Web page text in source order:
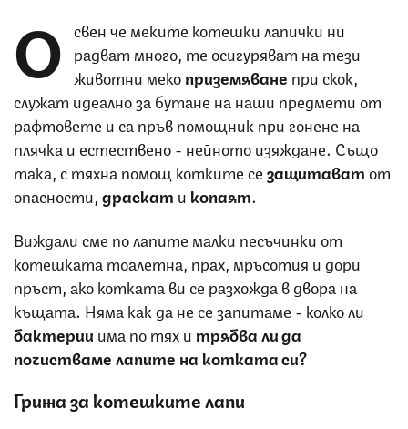
О свен че меките котешки лапички ни
радват много, те осигуряват на тези
животни мекоприземяване при скок,
служат идеално за бутане на наши предмети от
рафтовете и са пръв помощник при гонене на
плячка и естествено - нейното изяждане. Също
така, с тяхна помощ котките сезащитаватот
опасности, драскат и копаят.
Виждали сме по лапите малки песъчинки от
котешката тоалетна, прах, мръсотия и дори
пръст, ако котката ви се разхожда в двора на
къщата. Няма как да не се запитаме - колко ли
бактерии има по тях и трябва ли да
почистваме лапите на котката си?
Грижа за котешките лапи